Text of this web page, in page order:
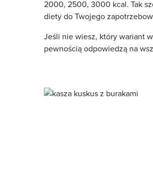
2000, 2500, 3000 kcal. Tak
diety do Twojego
Jeśli nie wiesz, który wariant
pewnością odpowiedzą na